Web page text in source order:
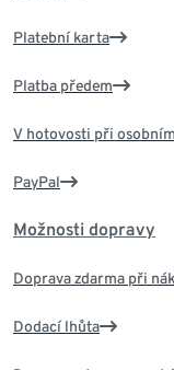
Platební karta
Platba předem
V hotovosti při
PayPal
Možnosti dopravy
Doprava zdarma při
Dodací lhůta